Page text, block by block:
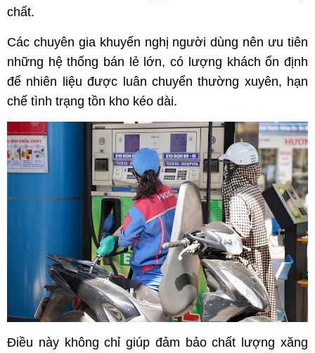
chất.
Các chuyên gia khuyến nghị người dùng nên ưu tiên
những hệ thống bán lẻ lớn, có lượng khách ổn định
để nhiên liệu được luân chuyển thường xuyên, hạn
chế tình trạng tồn kho kéo dài.
Điều này không chỉ giúp đảm bảo chất lượng xăng